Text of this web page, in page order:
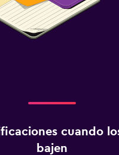
cuando
bajen